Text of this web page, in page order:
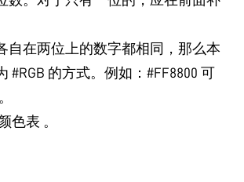
自在两位上的数字都相同，那么本
#RGB 的方式。例如：#FF8800 可
色表 。